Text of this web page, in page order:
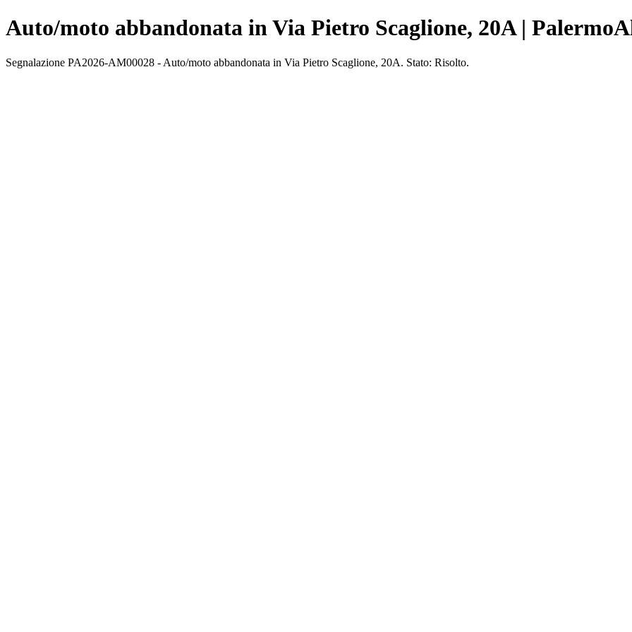
Auto/moto abbandonata in Via Pietro Scaglione, 20A |
Segnalazione PA2026-AM00028 - Auto/moto abbandonata in Via Pietro Scaglione, 20A. Stato: Risolto.